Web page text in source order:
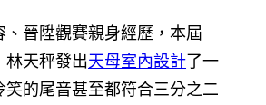
晉陞觀賽親身經歷，本屆
林天秤發出天母室內設計了一
笑的尾音甚至都符合三分之二